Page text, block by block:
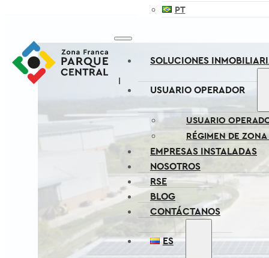
PT
SOLUCIONES
USUARIO OPERADOR
USUARIO
RÉGIMEN DE
EMPRESAS INSTALADAS
NOSOTROS
RSE
BLOG
CONTÁCTANOS
ES